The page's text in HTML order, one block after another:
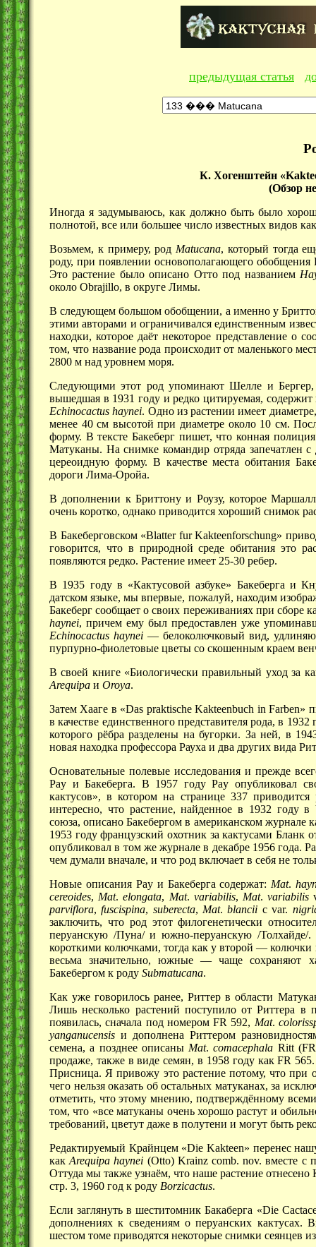
предыдущая статья
К. Хогенштейн
(Обзор
Иногда я задумываюсь, как должно быть было
полнотой, все или большее число известных видов
Возьмем, к примеру, род Matucana, который тогда
роду, при появлении основополагающего
Это растение было описано Отто под названием
около Obrajillo, в округе Лимы.
В следующем большом обобщении, а именно у
этими авторами и ограничивался единственным
находки, которое даёт некоторое представление о
том, что название рода происходит от маленького
2800 м над уровнем моря.
Следующими этот род упоминают Шелле и
вышедшая в 1931 году и редко цитируемая,
Echinocactus haynei. Одно из растении имеет
менее 40 см высотой при диаметре около 10 см.
форму. В тексте Бакеберг пишет, что конная
Матуканы. Ha снимке командир отряда запечатлен
цереоидную форму. В качестве места обитания
дороги Лима-Оройа.
В дополнении к Бриттону и Роузу, которое
очень коротко, однако приводится хороший снимок
В Бакеберговском «Blatter fur Kakteenforsсhung»
говорится, что в природной среде обитания это
появляются редко. Растение имеет 25-30 ребер.
В 1935 году в «Кактусовой азбуке» Бакеберга и
датском языке, мы впервые, пожалуй, находим
Бакеберг сообщает о своих переживаниях при
haynei, причем ему был предоставлен уже
Echinocactus haynei—белоколючковый вид,
пурпурно-фиолетовые цветы со скошенным краем
В своей книге «Биологически правильный уход за
Arequiра и Oroya.
Затем Хааге в «Das praktische Kakteenbuch in Farben»
в качестве единственного представителя рода, в
которого рёбра разделены на бугорки. За ней, в
новая находка профессора Рауха и два других вида
Основательные полевые исследования и прежде
Pay и Бакеберга. В 1957 году Pay опубликовал
кактусов», в котором на странице 337
интересно, что растение, найденное в 1932 году
союза, описано Бакебергом в американском журнале
1953 году французский охотник за кактусами Бланк
опубликовал в том же журнале в декабре 1956 года.
чем думали вначале, и что род включает в себя не
Новые описания Pay и Бакеберга содержат:Mat.
cereoides,Mat.elongata, Mat. variabilis,Mat.variabilis
parviflora,fuscispina, suberecta,Mat.blancii с var.
заключить, что род этот филогенетически
перуанскую /Пуна/ и южно-перуанскую /Толхайде/.
короткими колючками, тогда как увторой — колючки
весьма значительно,южные — чаще сохраняют
Бакебергом к роду Submatucana.
Как уже говорилось ранее, Риттер в области
Лишь несколько растений поступило от Риттера
появилась, сначала под номером FR 592, Mat.
yanganucensis и дополнена Риттером
семена, а позднее описаныMat.comacephala Ritt
продаже, также в виде семян, в 1958 году какFR 565.
Присница. Я привожу это растение потому, что при
чего нельзя оказать об остальных матуканах, за
отметить, что этому мнению, подтверждённому
том, что «все матуканы очень хорошо растут и
требований, цветут даже в полутени и могут быть
Редактируемый Крайнцем «Die Kakteen» перенес
какArequipa haynei (Otto) Krainz comb. nov. вместе с
Оттуда мы также узнаём, что наше растение
стр. 3, 1960 год к роду Borzicactus.
Если заглянуть в шеститомник Бакаберга «Die
дополнениях к сведениям о перуанских
шестом томе приводятся некоторые снимки сеянцев